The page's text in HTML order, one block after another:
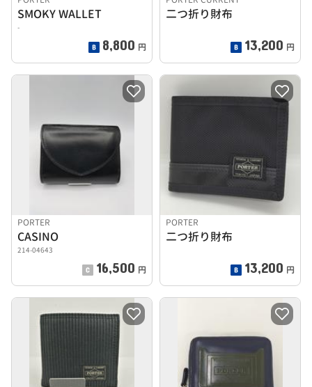
SMOKY WALLET
-
8,800 円
二つ折り財布
13,200 円
PORTER
CASINO
214-04643
16,500 円
PORTER
二つ折り財布
13,200 円